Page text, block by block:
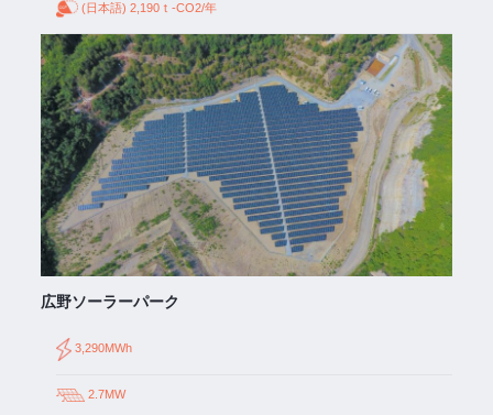
(日本語) 2,190ｔ-CO2/年
広野ソーラーパーク
3,290MWh
2.7MW